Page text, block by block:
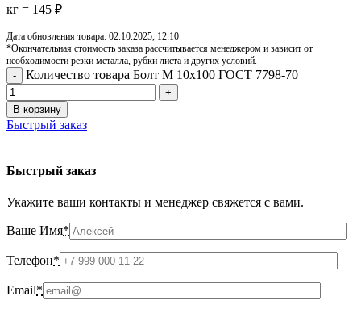
кг = 145 ₽
Дата обновления товара: 02.10.2025, 12:10
*Окончательная стоимость заказа рассчитывается менеджером и зависит от
необходимости резки металла, рубки листа и других условий.
Количество товара Болт М 10х100 ГОСТ 7798-70
В корзину
Быстрый заказ
Быстрый заказ
Укажите ваши контакты и менеджер свяжется с вами.
Ваше Имя*
Телефон*
Email*